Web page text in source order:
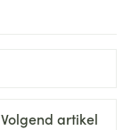
Volgend artikel